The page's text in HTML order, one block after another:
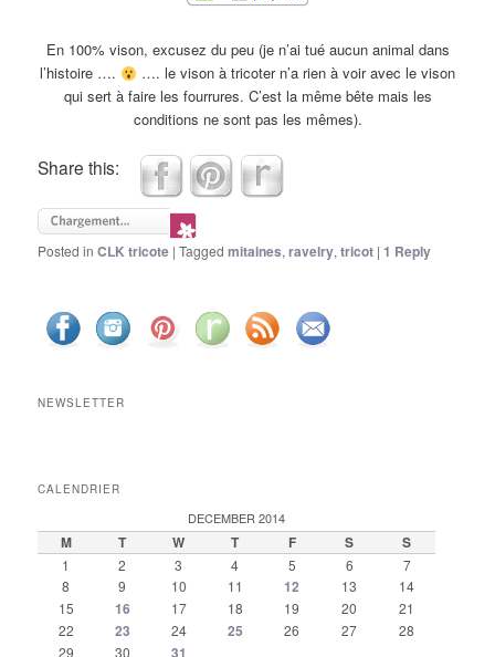
En 100% vison, excusez du peu (je n’ai tué aucun animal dans
l’histoire ….
…. le vison à tricoter n’a rien à voir avec le vison
qui sert à faire les fourrures. C’est la même bête mais les
conditions ne sont pas les mêmes).
Share this:
Posted in CLK tricote |Tagged mitaines,ravelry,tricot | 1 Reply
NEWSLETTER
CALENDRIER
DECEMBER 2014
M T W T F S S
1 2 3 4 5 6
7
8
9 10 11 12 13
14
15
16 17 18 19 20
21
22
23 24 25 26 27
28
29
30 31